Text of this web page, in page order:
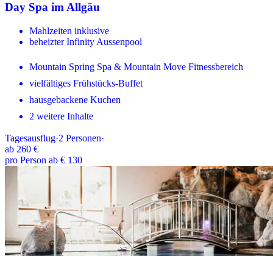
Day Spa im Allgäu
Mahlzeiten inklusive
beheizter Infinity Aussenpool
Mountain Spring Spa & Mountain Move Fitnessbereich
vielfältiges Frühstücks-Buffet
hausgebackene Kuchen
2 weitere Inhalte
Tagesausflug·2 Personen·
ab 260 €
pro Person ab € 130